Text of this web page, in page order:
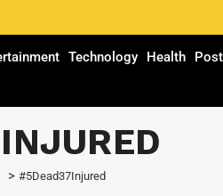
Technology Health Post
> #5Dead37Injured